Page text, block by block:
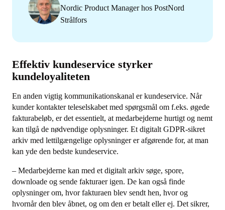
Nordic Product Manager hos PostNord
Strålfors
Effektiv kundeservice styrker
kundeloyaliteten
En anden vigtig kommunikationskanal er kundeservice. Når
kunder kontakter teleselskabet med spørgsmål om f.eks. øgede
fakturabeløb, er det essentielt, at medarbejderne hurtigt og nemt
kan tilgå de nødvendige oplysninger. Et digitalt GDPR-sikret
arkiv med lettilgængelige oplysninger er afgørende for, at man
kan yde den bedste kundeservice.
– Medarbejderne kan med et digitalt arkiv søge, spore,
downloade og sende fakturaer igen. De kan også finde
oplysninger om, hvor fakturaen blev sendt hen, hvor og
hvornår den blev åbnet, og om den er betalt eller ej. Det sikrer,